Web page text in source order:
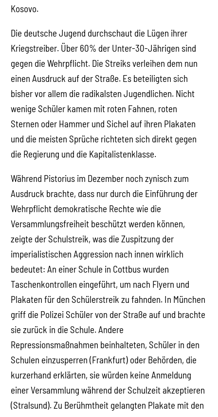
Kosovo.
Die deutsche Jugend durchschaut die Lügen ihrer
Kriegstreiber. Über 60% der Unter-30-Jährigen sind
gegen die Wehrpflicht. Die Streiks verleihen dem nun
einen Ausdruck auf der Straße. Es beteiligten sich
bisher vor allem die radikalsten Jugendlichen. Nicht
wenige Schüler kamen mit roten Fahnen, roten
Sternen oder Hammer und Sichel auf ihren Plakaten
und die meisten Sprüche richteten sich direkt gegen
die Regierung und die Kapitalistenklasse.
Während Pistorius im Dezember noch zynisch zum
Ausdruck brachte, dass nur durch die Einführung der
Wehrpflicht demokratische Rechte wie die
Versammlungsfreiheit beschützt werden können,
zeigte der Schulstreik, was die Zuspitzung der
imperialistischen Aggression nach innen wirklich
bedeutet: An einer Schule in Cottbus wurden
Taschenkontrollen eingeführt, um nach Flyern und
Plakaten für den Schülerstreik zu fahnden. In München
griff die Polizei Schüler von der Straße auf und brachte
sie zurück in die Schule. Andere
Repressionsmaßnahmen beinhalteten, Schüler in den
Schulen einzusperren (Frankfurt) oder Behörden, die
kurzerhand erklärten, sie würden keine Anmeldung
einer Versammlung während der Schulzeit akzeptieren
(Stralsund). Zu Berühmtheit gelangten Plakate mit den